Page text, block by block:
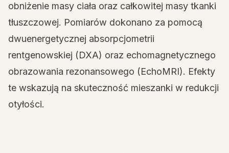
obniżenie masy ciała oraz całkowitej masy tkanki
tłuszczowej. Pomiarów dokonano za pomocą
dwuenergetycznej absorpcjometrii
rentgenowskiej (DXA) oraz echomagnetycznego
obrazowania rezonansowego (EchoMRI). Efekty
te wskazują na skuteczność mieszanki w redukcji
otyłości.